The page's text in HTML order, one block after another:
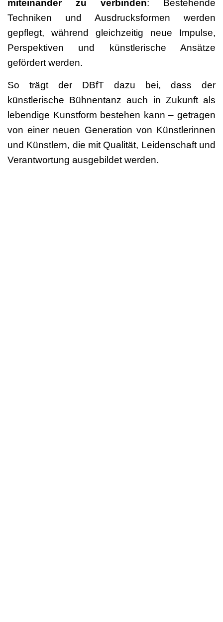
miteinander zu verbinden: Bestehende
Techniken und Ausdrucksformen werden
gepflegt, während gleichzeitig neue Impulse,
Perspektiven und künstlerische Ansätze
gefördert werden.
So trägt der DBfT dazu bei, dass der
künstlerische Bühnentanz auch in Zukunft als
lebendige Kunstform bestehen kann – getragen
von einer neuen Generation von Künstlerinnen
und Künstlern, die mit Qualität, Leidenschaft und
Verantwortung ausgebildet werden.